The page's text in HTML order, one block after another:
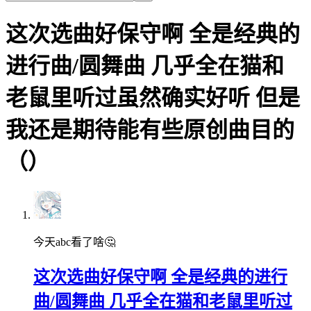
这次选曲好保守啊 全是经典的
进行曲/圆舞曲 几乎全在猫和
老鼠里听过虽然确实好听 但是
我还是期待能有些原创曲目的
（）
今天abc看了啥🤔
这次选曲好保守啊 全是经典的进行
曲/圆舞曲 几乎全在猫和老鼠里听过